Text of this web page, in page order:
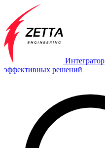
Интегратор
эффективных решений